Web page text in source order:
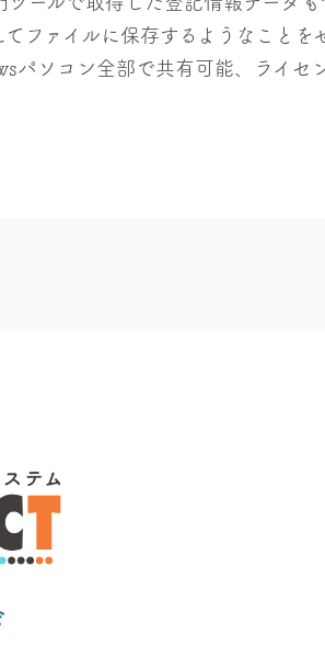
ファイルに保存するようなことを
パソコン全部で共有可能、ライセ